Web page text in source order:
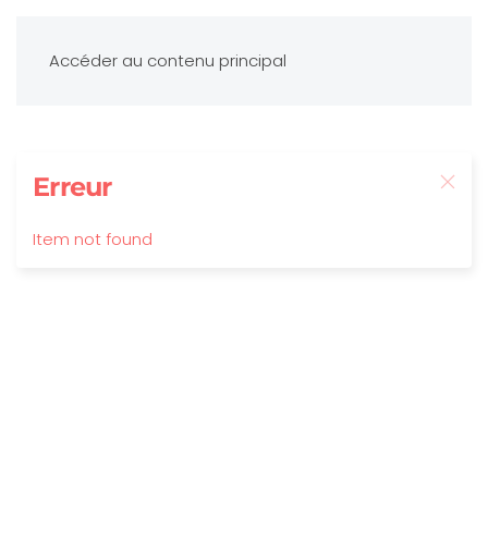
Accéder au contenu principal
Erreur
Item not found